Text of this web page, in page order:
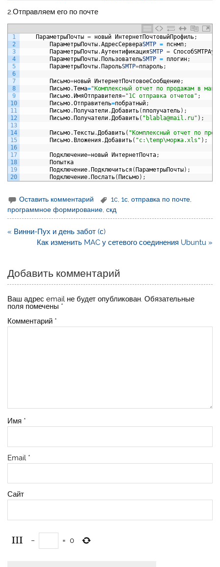
2.Отправляем его по почте
1
2
3
4
5
6
7
8
9
10
11
12
13
14
15
16
17
18
19
20
ПараметрыПочты = новый ИнтернетПочтовыйПрофиль;
ПараметрыПочты.АдресСервераSMTP = пснмп;
ПараметрыПочты.АутентификацияSMTP = СпособSMTP
ПараметрыПочты. ПользовательSMTP = плогин;
ПараметрыПочты. ПарольSMTP=ппароль;
Письмо=новый ИнтернетПочтовоеСообщение;
Письмо.Тема="Комплексный отчет по продажам в
Письмо. ИмяОтправителя="1С отправка отчетов" ;
Письмо.Отправитель=побратный;
Письмо. Получатели.Добавить( пполучатель) ;
Письмо. Получатели.Добавить( "blabla@mail.ru" ) ;
Письмо.Тексты.Добавить( "Комплексный отчет по
Письмо. Вложения .Добавить( "c:\temp\моржа.xls" ) ;
Подключение=новый ИнтернетПочта;
Попытка
Подключение. Подключиться ( ПараметрыПочты) ;
Подключение. Послать( Письмо) ;
Оставить комментарий 1c ,1с ,отправка по почте
программное формирование ,скд
Навигация
« Винни-Пух и день забот (с)
Как изменить MAC у сетевого соединения Ubuntu »
Добавить комментарий
Ваш адрес email не будет опубликован. Обязательные
поля помечены *
Комментарий *
Имя *
Email *
Сайт
− = 0